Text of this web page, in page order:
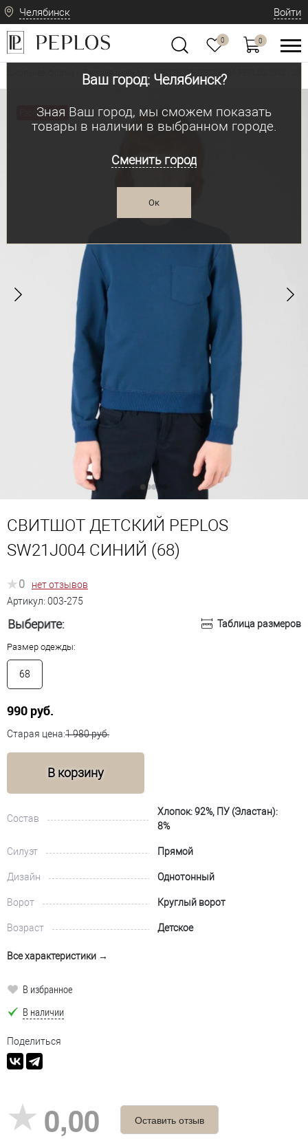
Челябинск
Ваш город: Челябинск?
Зная Ваш город, мы сможем показать
товары в наличии в выбранном городе.
Сменить город
Ок
Войти
0 0
Школьная форма / Детская одежда СВИТШОТ ДЕТСКИЙ PEPLOS
Распродажа
СВИТШОТ ДЕТСКИЙ PEPLOS
SW21J004 СИНИЙ (68)
0
нет отзывов
Артикул: 003-275
Выберите: Таблица размеров
Размер одежды:
68
990 руб.
Старая цена:1 980 руб.
В корзину
Состав
Хлопок: 92%, ПУ (Эластан):
8%
Силуэт Прямой
Дизайн Однотонный
Ворот Круглый ворот
Возраст Детское
Все характеристики →
В избранное
В наличии
Поделиться
0,00 Оставить отзыв